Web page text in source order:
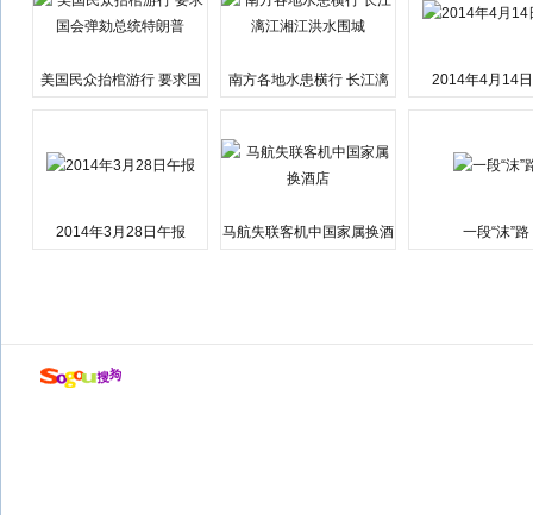
美国民众抬棺游行 要求国
南方各地水患横行 长江漓
2014年4月14
2014年3月28日午报
马航失联客机中国家属换酒
一段“沫”路